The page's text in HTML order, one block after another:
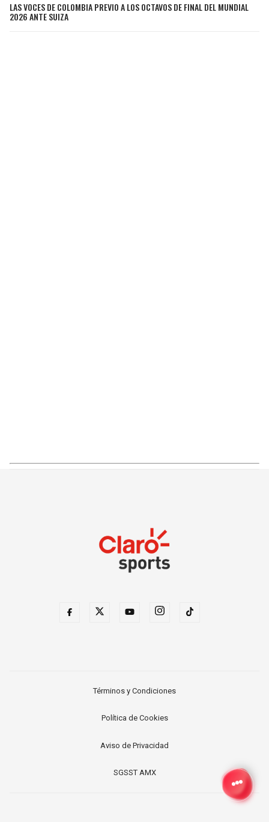
LAS VOCES DE COLOMBIA PREVIO A LOS OCTAVOS DE FINAL DEL MUNDIAL
2026 ANTE SUIZA
Términos y Condiciones
Política de Cookies
Aviso de Privacidad
SGSST AMX